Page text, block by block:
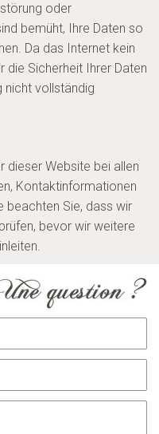
oder
bemüht, Ihre Daten so
Da das Internet kein
die Sicherheit Ihrer Daten
nicht vollständig
dieser Website bei allen
Kontaktinformationen
beachten Sie, dass wir
bevor wir weitere